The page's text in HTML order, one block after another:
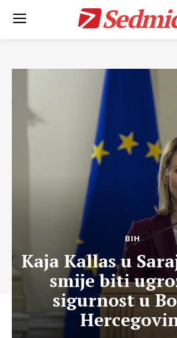
BIH
Kaja Kallas u
smije biti
sigurnost u